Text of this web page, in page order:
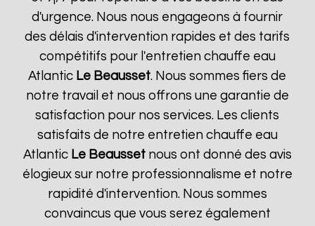
d'urgence. Nous nous engageons à fournir
des délais d'intervention rapides et des tarifs
compétitifs pour l'entretien chauffe eau
Atlantic Le Beausset. Nous sommes fiers de
notre travail et nous offrons une garantie de
satisfaction pour nos services. Les clients
satisfaits de notre entretien chauffe eau
Atlantic Le Beaussetnous ont donné des avis
élogieux sur notre professionnalisme et notre
rapidité d'intervention. Nous sommes
convaincus que vous serez également